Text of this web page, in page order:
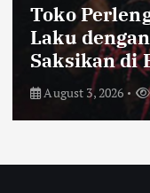
Farhan
Kota
Ayam dan
July 31, 2026